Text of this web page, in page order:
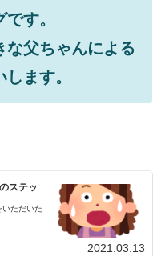
す。
な父ちゃんによる
ます。
ステッ
ただいた
2021.03.13